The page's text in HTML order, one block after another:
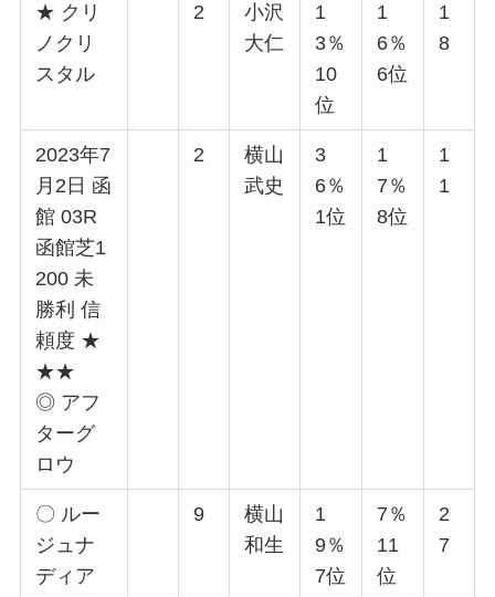
★ クリ
ノクリ
スタル
2
小沢
大仁
1
3％
10
位
1
6％
6位
1
8
2023年7
月2日 函
館 03R
函館芝1
200 未
勝利 信
頼度 ★
★★
◎ アフ
ターグ
ロウ
2
横山
武史
3
6％
1位
1
7％
8位
1
1
〇 ルー
ジュナ
ディア
9
横山
和生
1
9％
7位
7％
11
位
2
7